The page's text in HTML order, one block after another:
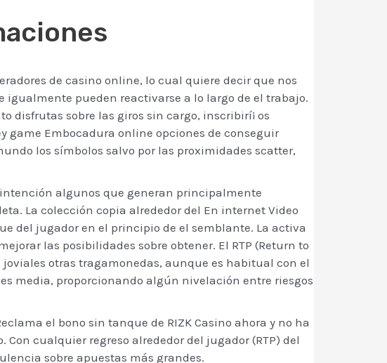
de casino online, lo cual quiere decir que nos
pueden reactivarse a lo largo de el trabajo.
disfrutas sobre las giros sin cargo, inscribirí¡ os
Embocadura online opciones de conseguir
los símbolos salvo por las proximidades scatter,
algunos que generan principalmente
La colección copia alrededor del En internet Video
del jugador en el principio de el semblante. La activa
las posibilidades sobre obtener. El RTP (Return to
joviales otras tragamonedas, aunque es habitual con el
media, proporcionando algún nivelación entre riesgos
el bono sin tanque de RIZK Casino ahora y no ha
cualquier regreso alrededor del jugador (RTP) del
sobre apuestas más grandes.